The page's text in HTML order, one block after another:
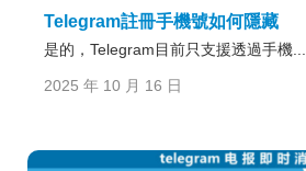
Telegram註冊手機號如何隱藏
是的，Telegram目前只支援透過手機...
2025 年 10 月 16 日